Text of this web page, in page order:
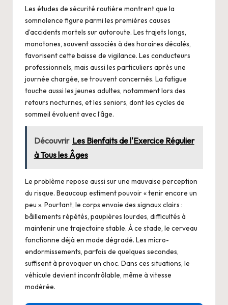
Les études de sécurité routière montrent que la
somnolence figure parmi les premières causes
d’accidents mortels sur autoroute. Les trajets longs,
monotones, souvent associés à des horaires décalés,
favorisent cette baisse de vigilance. Les conducteurs
professionnels, mais aussi les particuliers après une
journée chargée, se trouvent concernés. La fatigue
touche aussi les jeunes adultes, notamment lors des
retours nocturnes, et les seniors, dont les cycles de
sommeil évoluent avec l’âge.
Découvrir Les Bienfaits de l'Exercice Régulier
à Tous les Âges
Le problème repose aussi sur une mauvaise perception
du risque. Beaucoup estiment pouvoir « tenir encore un
peu ». Pourtant, le corps envoie des signaux clairs :
bâillements répétés, paupières lourdes, difficultés à
maintenir une trajectoire stable. À ce stade, le cerveau
fonctionne déjà en mode dégradé. Les micro-
endormissements, parfois de quelques secondes,
suffisent à provoquer un choc. Dans ces situations, le
véhicule devient incontrôlable, même à vitesse
modérée.